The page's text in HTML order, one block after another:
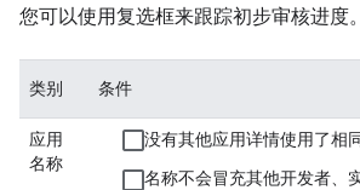
您可以使用复选框来跟踪初步审核进度。
类别 条件
应用
名称
没有其他应用详情使用了相
名称不会冒充其他开发者、